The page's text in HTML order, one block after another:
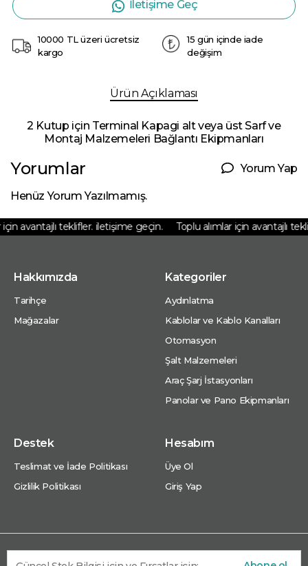
İletişime Geç
10000 TL üzeri ücretsiz
kargo
15 gün içinde iade
değişim
Ürün Açıklaması
2 Kutup için Terminal Kapagi alt veya üst Sarf ve
Montaj Malzemeleri Bağlantı Ekipmanları
Yorumlar Yorum Yap
Henüz Yorum Yazılmamış.
avantajlı teklifler. iletişime geçin. Toplu alımlar için avantajlı
Hakkımızda
Tarihçe
Mağazalar
Kategoriler
Aydınlatma
Kablolar ve Kablo Kanalları
Otomasyon
Şalt Malzemeleri
Araç Şarj İstasyonları
Panolar ve Pano Ekipmanları
Destek
Teslimat ve İade Politikası
Gizlilik Politikası
Hesabım
Üye Ol
Giriş Yap